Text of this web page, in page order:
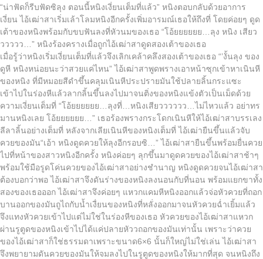
“น่าฟัดก็รีบฟัดซิลุง ตอนนี้หนิงเงี่ยนเต็มที่แล้ว” หนิงตอบกลับด้วยอาการ
เงี่ยน ไอ้เฒ่าสาเริ่มเล้าโลมหนิงอีกครั้งเพิ่มอารมณ์เธอให้ถึงที่ โดยค่อยๆ ดูด
เต้าของหนิงพร้อมกับขบฟันลงที่หัวนมของเธอ “โอ้ยยยยยย…ลุง หนิง เสียว
ววววว…” หนิงร้องครางเมื่อถูกไอ้เฒ่าสาดูดสองเต้าของเธอ
เมื่อรู้ว่าหนิงเริ่มเงี่ยนเต็มที่แล้วจึงเลิกเคล้าคลึงสองเต้าของเธอ “’งั้นลุง ของ
ดูหี หนิงหน่อยนะว่าสวยแค่ไหน” ไอ้เฒ่าสาพูดพรางเอาหน้าซุกเข้าหาเนินหี
ของหนิง ที่มีหมอยสีดำขึ้นคลุมเนินหีประปรายมันใช้ปลายลิ้นกระแซะ
เข้าไปในร่องหีแล้วลากลิ้นขึ้นลงไปมาจนติ่งของหนิงแข้งตัวเป็นเม็ดด้วย
ความเงี่ยนเต็มที่ “โอ้ยยยยยย…ลุงที่…หนิงเสียวววววว…ไม่ไหวแล้ว อย่าทร
มานหนิงเลย โอ้ยยยยยย…” เธอร้องพรางกระโดกเนินหีให้ไอ้เฒ่าสาบรรเลง
ลีลาลิ้นอย่างเต็มที่ หลังจากเลียเนินหีของหนิงเต็มที่ ไอ้เฒ่ายืนขึ้นแล้วจับ
ควยของมัน“เอ้า หนิงดูดควยให้ลุงอีกรอบซิ…” ไอ้เฒ่าสายืนขึ้นพร้อมยื่นควย
ไปที่หน้าของสาวหนิงอีกครั้ง หนิงค่อยๆ ลุกขึ้นมาดูดควยของไอ้เฒ่าสาช้าๆ
พร้อมใช้มือรูดโค่นควยของไอ้เฒ่าสาอย่างชำนาญ หนิงดูดควยจนไอ้เฒ่าสา
ต้องบอกว่าพอ ไอ้เฒ่าสาจึงดันร่างของหนิงลงนอนกับที่นอน พร้อมแยกขาทั้ง
สองของเธอออก ไอ้เฒ่าสาจึงค่อยๆ แหวกแคมหีหนิงออกแล้วจ่อหัวควยที่ถอก
บานออกของมันถูไถกับน้ำเงื่ยนของหนิงที่หลั่งออกมาจนหัวควยฉ่ำเยิ้มแล้ว
จึงแทงหัวควยเข้าไปแต่ไม่ใช่ในร่องหีของเธอ หัวควยของไอ้เฒ่าสาแหวก
ผ่านรูตูดของหนิงเข้าไปได้แค่ปลายหัววถอกของมันเท่านั้น เพราะว่าควย
ของไอ้เฒ่าสาก็ใช่ธรรมดาเพราะขนาด6×6 นั้นก็ใหญ่ไม่ใช่เล่น ไอ้เฒ่าสา
จึงพยายามดันควยของมันให้จมลงไปในรูตูดของหนิงให้มากที่สุด จนหนิงถึง